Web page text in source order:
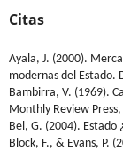
Citas
Ayala, J. (2000).
modernas del Estado.
Bambirra, V. (1969).
Monthly Review
Bel, G. (2004). Estado
Block, F., & Evans, P.